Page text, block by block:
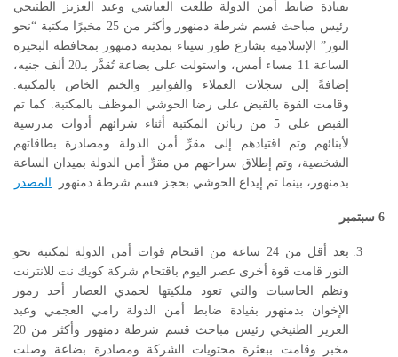
بقيادة ضابط أمن الدولة طلعت الغباشي وعبد العزيز الطنيخي
رئيس مباحث قسم شرطة دمنهور وأكثر من 25 مخبرًا مكتبة “نحو
النور” الإسلامية بشارع طور سيناء بمدينة دمنهور بمحافظة البحيرة
الساعة 11 مساء أمس، واستولت على بضاعة تُقدَّر بـ20 ألف جنيه،
إضافةً إلى سجلات العملاء والفواتير والختم الخاص بالمكتبة.
وقامت القوة بالقبض على رضا الحوشي الموظف بالمكتبة. كما تم
القبض على 5 من زبائن المكتبة أثناء شرائهم أدوات مدرسية
لأبنائهم وتم اقتيادهم إلى مقرِّ أمن الدولة ومصادرة بطاقاتهم
الشخصية، وتم إطلاق سراحهم من مقرِّ أمن الدولة بميدان الساعة
بدمنهور، بينما تم إيداع الحوشي بحجز قسم شرطة دمنهور.
المصدر
6 سبتمبر
بعد أقل من 24 ساعة من اقتحام قوات أمن الدولة لمكتبة نحو
النور قامت قوة أخرى عصر اليوم باقتحام شركة كويك نت للانترنت
ونظم الحاسبات والتي تعود ملكيتها لحمدي العصار أحد رموز
الإخوان بدمنهور بقيادة ضابط أمن الدولة رامي العجمي وعبد
العزيز الطنيخي رئيس مباحث قسم شرطة دمنهور وأكثر من 20
مخبر وقامت ببعثرة محتويات الشركة ومصادرة بضاعة وصلت